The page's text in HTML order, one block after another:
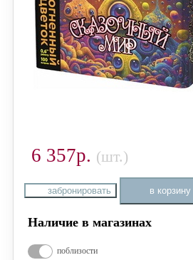
6 357р. (шт.)
забронировать в корзину
Наличие в магазинах
поблизости